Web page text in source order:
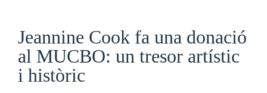
Jeannine Cook fa una donació
al MUCBO: un tresor artístic
i històric